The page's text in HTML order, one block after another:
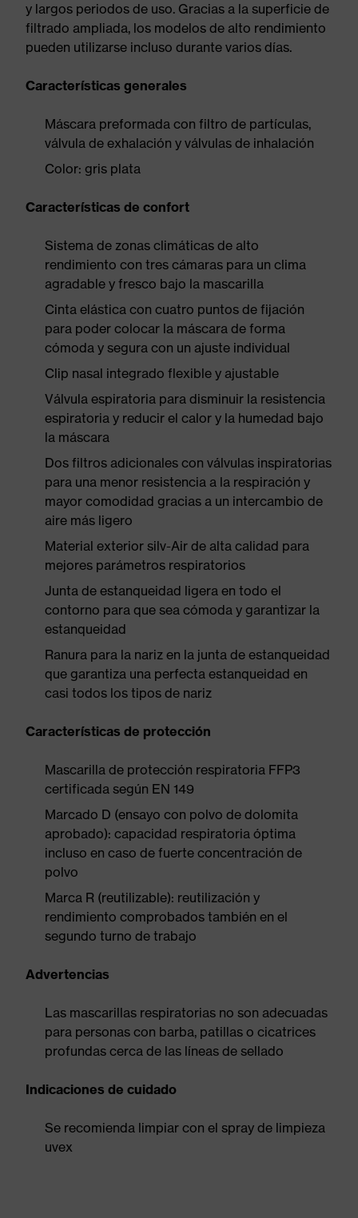
y largos periodos de uso. Gracias a la superficie de
filtrado ampliada, los modelos de alto rendimiento
pueden utilizarse incluso durante varios días.
Características generales
Máscara preformada con filtro de partículas,
válvula de exhalación y válvulas de inhalación
Color: gris plata
Características de confort
Sistema de zonas climáticas de alto
rendimiento con tres cámaras para un clima
agradable y fresco bajo la mascarilla
Cinta elástica con cuatro puntos de fijación
para poder colocar la máscara de forma
cómoda y segura con un ajuste individual
Clip nasal integrado flexible y ajustable
Válvula espiratoria para disminuir la resistencia
espiratoria y reducir el calor y la humedad bajo
la máscara
Dos filtros adicionales con válvulas inspiratorias
para una menor resistencia a la respiración y
mayor comodidad gracias a un intercambio de
aire más ligero
Material exterior silv-Air de alta calidad para
mejores parámetros respiratorios
Junta de estanqueidad ligera en todo el
contorno para que sea cómoda y garantizar la
estanqueidad
Ranura para la nariz en la junta de estanqueidad
que garantiza una perfecta estanqueidad en
casi todos los tipos de nariz
Características de protección
Mascarilla de protección respiratoria FFP3
certificada según EN 149
Marcado D (ensayo con polvo de dolomita
aprobado): capacidad respiratoria óptima
incluso en caso de fuerte concentración de
polvo
Marca R (reutilizable): reutilización y
rendimiento comprobados también en el
segundo turno de trabajo
Advertencias
Las mascarillas respiratorias no son adecuadas
para personas con barba, patillas o cicatrices
profundas cerca de las líneas de sellado
Indicaciones de cuidado
Se recomienda limpiar con el spray de limpieza
uvex